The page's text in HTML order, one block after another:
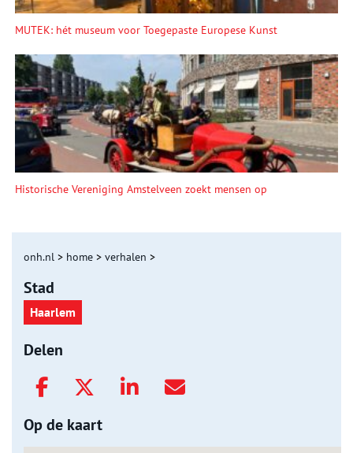
MUTEK: hét museum voor Toegepaste Europese Kunst
Historische Vereniging Amstelveen zoekt mensen op
onh.nl > home > verhalen >
Stad
Haarlem
Delen
Op de kaart